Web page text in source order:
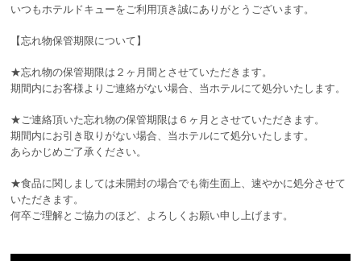
いつもホテルドキューをご利用頂き誠にありがとうございます。
【忘れ物保管期限について】
★忘れ物の保管期限は２ヶ月間とさせていただきます。
期間内にお客様よりご連絡がない場合、当ホテルにて処分いたします。
★ご連絡頂いた忘れ物の保管期限は６ヶ月とさせていただきます。
期間内にお引き取りがない場合、当ホテルにて処分いたします。
あらかじめご了承ください。
★食品に関しましては未開封の場合でも衛生面上、速やかに処分させて
いただきます。
何卒ご理解とご協力のほど、よろしくお願い申し上げます。